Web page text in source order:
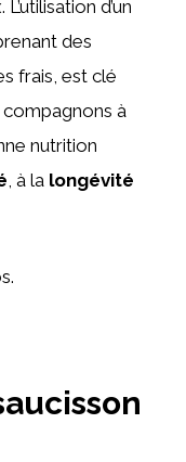
d’un
des
frais, est clé
à
nutrition
, à la longévité